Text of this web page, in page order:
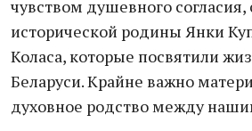
чувством душевного
исторической родины Янки
Коласа, которые посвятили
Беларуси. Крайне важно
духовное родство между